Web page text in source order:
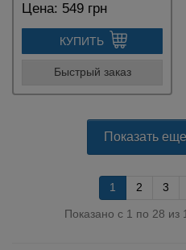
Цена: 549 грн
КУПИТЬ
Быстрый заказ
Показать
1 2 3
Показано с 1 по 28 из